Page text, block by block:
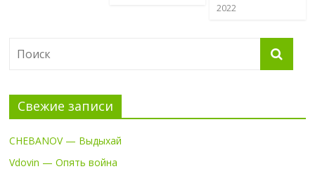
2022
Свежие записи
CHEBANOV — Выдыхай
Vdovin — Опять война